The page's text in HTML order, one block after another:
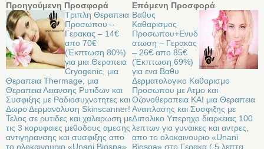
Προηγούμενη Προσφορά
Τριπλη Θεραπεια
Προσωπου –
Γερακας – 14€
απο 70€
(Έκπτωση 80%)
για μια Θεραπεια
Cryogenic, μια
Θεραπεια Thermage, μια
Θεραπεια Λειανσης Ρυτιδων και
Συσφιξης με Ραδιοσυχνοτητες και
Δωρο Δερμαναλυση Skinscanner!
Τελος σε ρυτιδες και χαλαρωση με
τις 3 κορυφαιες μεθοδους αμεσης
αντιγηρανσης και συσφιξης απο
το ολοκαινουριο «Unani Biospa»
Επόμενη Προσφορά
Βαθυς
Καθαρισμος
Προσωπου+Ενυδ
ατωση – Γερακας
– 26€ απο 85€
(Έκπτωση 69%)
για ενα Βαθυ
Δερματολογικο Καθαρισμο
Προσωπου με Ατμο και
Οζονοθεραπεια ΚΑΙ μια Θεραπεια
Αναπλασης και Συσφιξης με
Διπολικο Υπερηχο διαρκειας 100
λεπτων για γυναικες και αντρες,
απο το ολοκαινουριο «Unani
Biospa» στο Γερακα ( 5 λεπτα